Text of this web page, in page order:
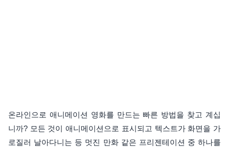
온라인으로 애니메이션 영화를 만드는 빠른 방법을 찾고 계십
니까? 모든 것이 애니메이션으로 표시되고 텍스트가 화면을 가
로질러 날아다니는 등 멋진 만화 같은 프리젠테이션 중 하나를